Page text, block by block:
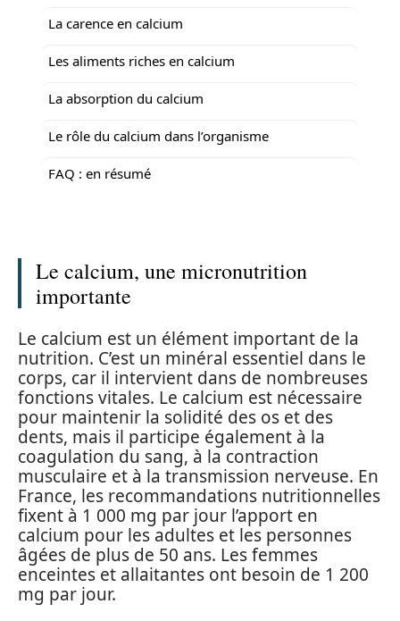
La carence en calcium
Les aliments riches en calcium
La absorption du calcium
Le rôle du calcium dans l’organisme
FAQ : en résumé
Le calcium, une micronutrition
importante
Le calcium est un élément important de la
nutrition. C’est un minéral essentiel dans le
corps, car il intervient dans de nombreuses
fonctions vitales. Le calcium est nécessaire
pour maintenir la solidité des os et des
dents, mais il participe également à la
coagulation du sang, à la contraction
musculaire et à la transmission nerveuse. En
France, les recommandations nutritionnelles
fixent à 1 000 mg par jour l’apport en
calcium pour les adultes et les personnes
âgées de plus de 50 ans. Les femmes
enceintes et allaitantes ont besoin de 1 200
mg par jour.